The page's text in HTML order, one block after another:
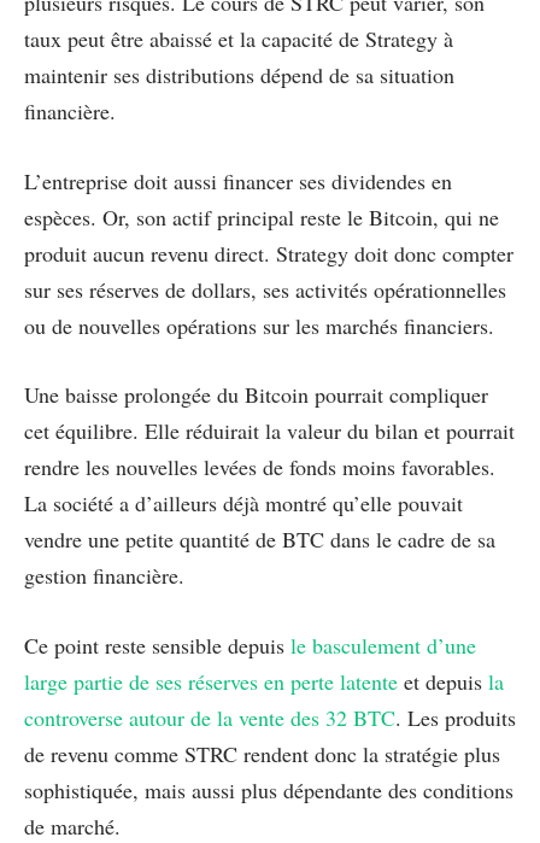
taux peut être abaissé et la capacité de Strategy à
maintenir ses distributions dépend de sa situation
financière.
L’entreprise doit aussi financer ses dividendes en
espèces. Or, son actif principal reste le Bitcoin, qui ne
produit aucun revenu direct. Strategy doit donc compter
sur ses réserves de dollars, ses activités opérationnelles
ou de nouvelles opérations sur les marchés financiers.
Une baisse prolongée du Bitcoin pourrait compliquer
cet équilibre. Elle réduirait la valeur du bilan et pourrait
rendre les nouvelles levées de fonds moins favorables.
La société a d’ailleurs déjà montré qu’elle pouvait
vendre une petite quantité de BTC dans le cadre de sa
gestion financière.
Ce point reste sensible depuis le basculement d’une
large partie de ses réserves en perte latente et depuis la
controverse autour de la vente des 32 BTC. Les produits
de revenu comme STRC rendent donc la stratégie plus
sophistiquée, mais aussi plus dépendante des conditions
de marché.